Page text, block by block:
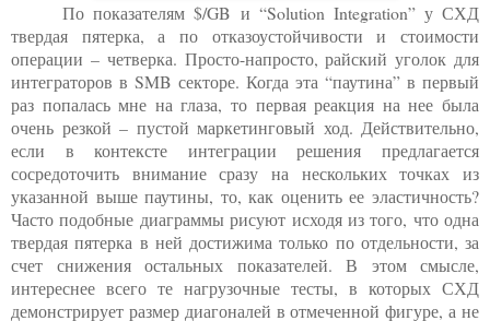
По показателям $/GB и “Solution Integration” у СХД
твердая пятерка, а по отказоустойчивости и стоимости
операции – четверка. Просто-напросто, райский уголок для
интеграторов в SMB секторе. Когда эта “паутина” в первый
раз попалась мне на глаза, то первая реакция на нее была
очень резкой – пустой маркетинговый ход. Действительно,
если в контексте интеграции решения предлагается
сосредоточить внимание сразу на нескольких точках из
указанной выше паутины, то, как оценить ее эластичность?
Часто подобные диаграммы рисуют исходя из того, что одна
твердая пятерка в ней достижима только по отдельности, за
счет снижения остальных показателей. В этом смысле,
интереснее всего те нагрузочные тесты, в которых СХД
демонстрирует размер диагоналей в отмеченной фигуре, а не